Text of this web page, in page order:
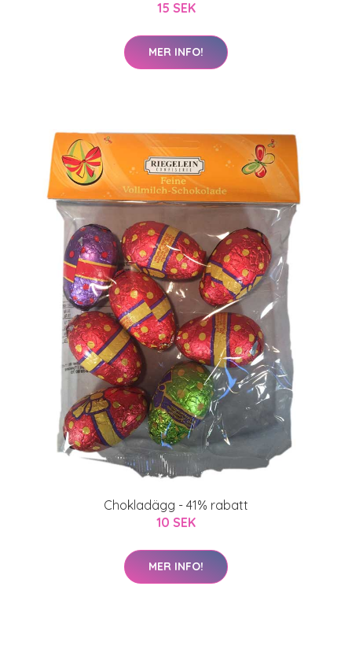
15 SEK
MER INFO!
Chokladägg - 41% rabatt
10 SEK
MER INFO!